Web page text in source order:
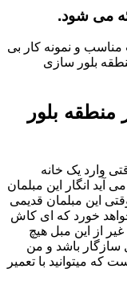
می شود.
مناسب و نمونه کار بی
بلور سازی
بلور
وارد یک خانه
آید انگار این مبلمان
این مبلمان قدیمی
خورد که ای کاش
از این مبل هیچ
سازگار باشد و من
که میتوانید با تعمیر